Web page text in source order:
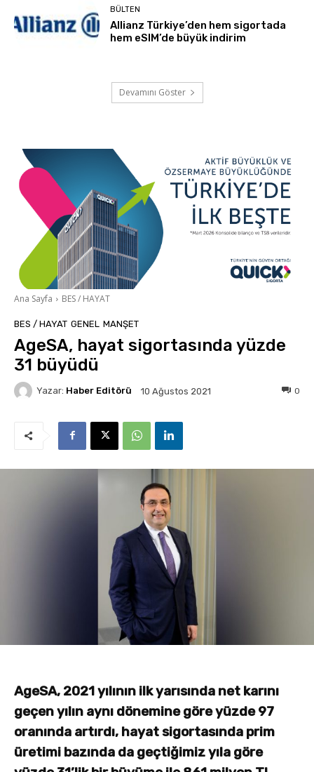
BÜLTEN
Allianz Türkiye’den hem sigortada
hem eSIM’de büyük indirim
Devamını Göster